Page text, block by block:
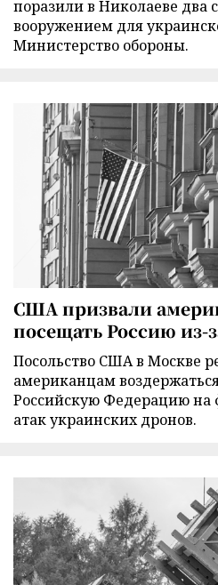
поразили в Николаеве два
вооружением для
Министерство обороны.
США призвали
посещать Россию из-
Посольство США в Москве
американцам
Российскую Федерацию на
атак украинских дронов.